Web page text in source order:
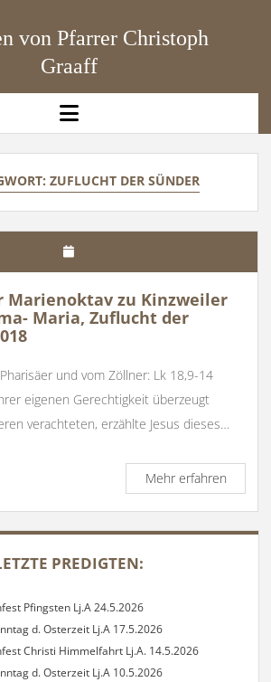
von Pfarrer Christoph
Graaff
open
menu
ZUFLUCHT DER SÜNDER
Marienoktav zu Kinzweiler
Maria, Zuflucht der
und vom Zöllner: Lk 18,9-14
eigenen Gerechtigkeit überzeugt
verachteten, erzählte Jesus dieses…
Mehr erfahrenPredigt
in
der
PREDIGTEN:
Pfingsten Lj.A 24.5.2026
d. Osterzeit Lj.A 17.5.2026
Christi Himmelfahrt Lj.A. 14.5.2026
d. Osterzeit Lj.A 10.5.2026